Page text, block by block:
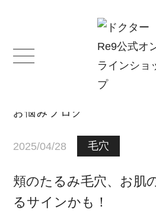
BLOG
お悩みブログ
2025/04/28 毛穴
頬のたるみ毛穴、お肌
るサインかも！